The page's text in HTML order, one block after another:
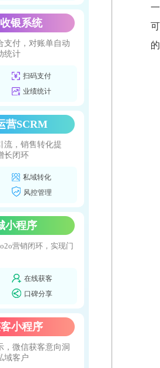
银系统
支付，对账单自动
统计
扫码支付
业绩统计
营SCRM
流，销售转化提
长闭环
私域转化
风控管理
小程序
营销闭环，实现门
在线获客
口碑分享
小程序
，微信获客意向洞
域客户